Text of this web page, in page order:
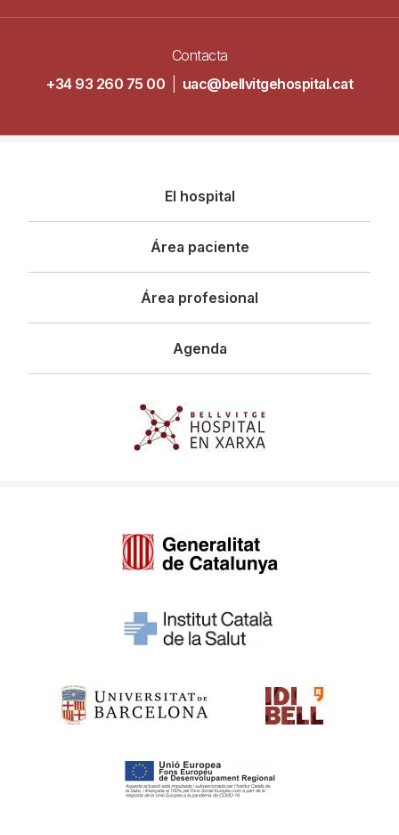
Contacta
+34 93 260 75 00
uac@bellvitgehospital.cat
principal
El hospital
Área paciente
Área profesional
Agenda